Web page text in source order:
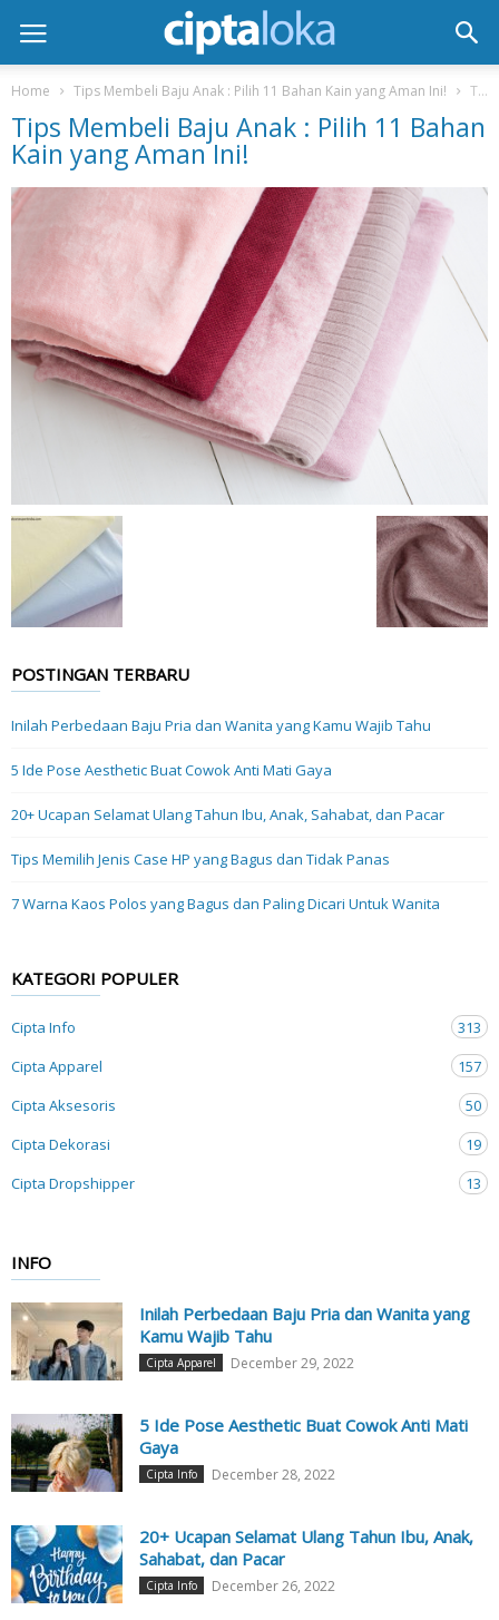
Home Tips Membeli Baju Anak : Pilih 11 Bahan Kain yang Aman Ini! Tips Membeli Baju Anak : Pilih 11 Bahan Kain yang Aman Ini!
Tips Membeli Baju Anak : Pilih 11 Bahan
Kain yang Aman Ini!
POSTINGAN TERBARU
Inilah Perbedaan Baju Pria dan Wanita yang Kamu Wajib Tahu
5 Ide Pose Aesthetic Buat Cowok Anti Mati Gaya
20+ Ucapan Selamat Ulang Tahun Ibu, Anak, Sahabat, dan Pacar
Tips Memilih Jenis Case HP yang Bagus dan Tidak Panas
7 Warna Kaos Polos yang Bagus dan Paling Dicari Untuk Wanita
KATEGORI POPULER
Cipta Info
313
Cipta Apparel
157
Cipta Aksesoris
50
Cipta Dekorasi
19
Cipta Dropshipper
13
INFO
Inilah Perbedaan Baju Pria dan Wanita yang
Kamu Wajib Tahu
Cipta Apparel December 29, 2022
5 Ide Pose Aesthetic Buat Cowok Anti Mati
Gaya
Cipta Info December 28, 2022
20+ Ucapan Selamat Ulang Tahun Ibu, Anak,
Sahabat, dan Pacar
Cipta Info December 26, 2022